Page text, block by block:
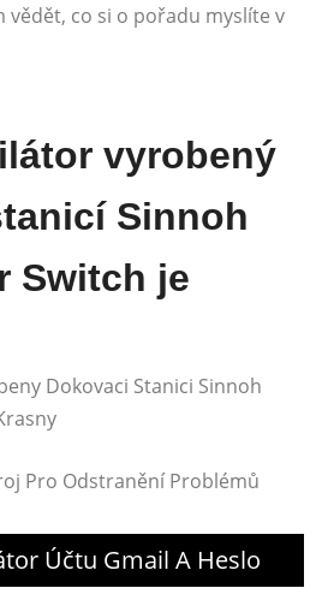
co si o pořadu myslíte v
vyrobený
Sinnoh
Switch je
Dokovaci Stanici Sinnoh
Pro Odstranění Problémů
Účtu Gmail A Heslo